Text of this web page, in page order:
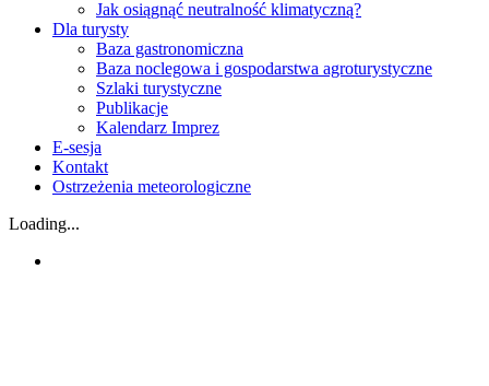
Jak osiągnąć neutralność klimatyczną?
Dla turysty
Baza gastronomiczna
Baza noclegowa i gospodarstwa agroturystyczne
Szlaki turystyczne
Publikacje
Kalendarz Imprez
E-sesja
Kontakt
Ostrzeżenia meteorologiczne
Loading...